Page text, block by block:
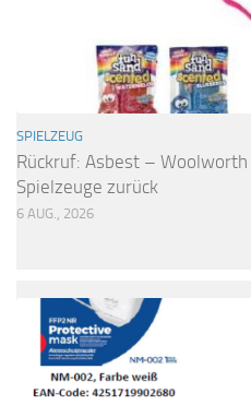
SPIELZEUG
Rückruf: Asbest –
Spielzeuge zurück
6 AUG., 2026